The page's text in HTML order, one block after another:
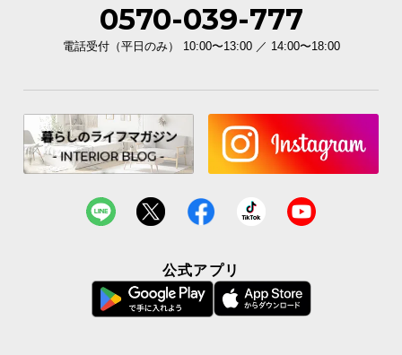
0570-039-777
電話受付（平日のみ） 10:00〜13:00 ／ 14:00〜18:00
公式アプリ